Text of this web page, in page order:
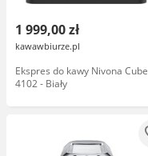
1 999,00 zł
kawawbiurze.pl
Ekspres do kawy Nivona Cube
4102 - Biały